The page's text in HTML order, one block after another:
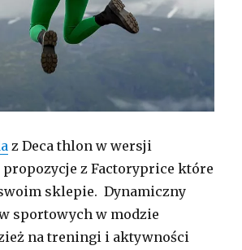
z Deca thlon w wersji
z Factoryprice które
sklepie. Dynamiczny
sportowych w modzie
na treningi i aktywności